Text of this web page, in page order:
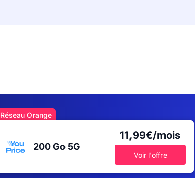
Réseau Orange
200 Go 5G
11,99€/mois
Voir l'offre